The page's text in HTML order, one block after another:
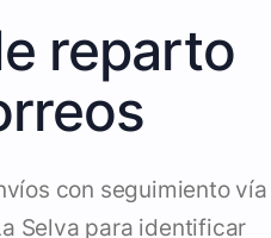
reparto
con seguimiento vía
Selva para identificar